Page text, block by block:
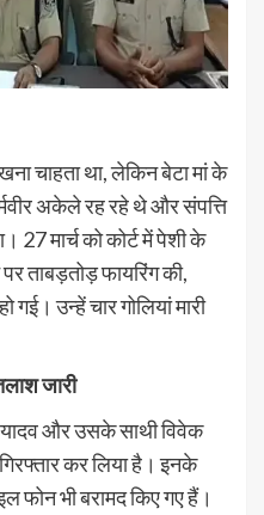
चाहता था, लेकिन बेटा मां के
अकेले रह रहे थे और संपत्ति
27 मार्च को कोर्ट में पेशी के
ताबड़तोड़ फायरिंग की,
गई। उन्हें चार गोलियां मारी
जारी
और उसके साथी विवेक
कर लिया है। इनके
फोन भी बरामद किए गए हैं।